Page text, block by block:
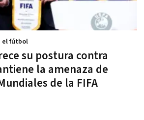
su postura contra
la amenaza de
de la FIFA
el fútbol